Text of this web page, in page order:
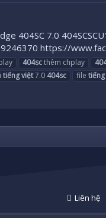
404SC 7.0
https://
404scthêm chplay
tiếngviệt7.0 404sc file tiếng
Liên hệ